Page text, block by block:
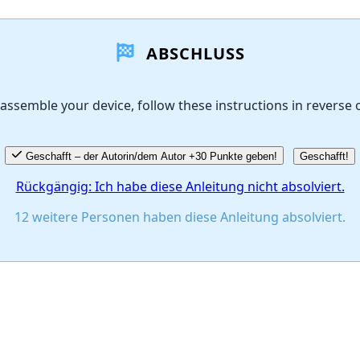
ABSCHLUSS
your device, follow these instructions in reverse
Geschafft – der Autorin/dem Autor +30 Punkte geben! Geschafft!
Rückgängig: Ich habe diese Anleitung nicht absolviert.
12 weitere Personen haben diese Anleitung absolviert.